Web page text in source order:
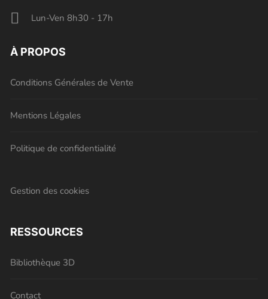
Lun-Ven 8h30 - 17h
À PROPOS
Conditions Générales de Vente
Mentions Légales
Politique de confidentialité
Gestion des cookies
RESSOURCES
Bibliothèque 3D
Contact